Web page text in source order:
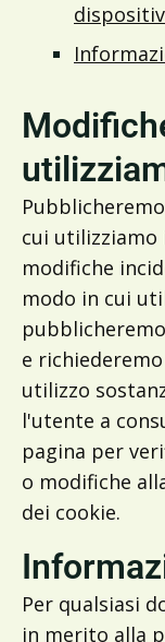
cui utilizziamo
modifiche
modo in cui
e
utilizzo
l'utente a
pagina per
o modifiche
dei cookie.
Per qualsiasi
in merito alla